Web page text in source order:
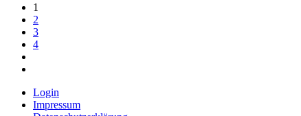
1
2
3
4
Login
Impressum